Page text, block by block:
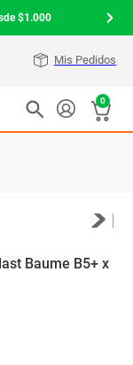
$1.000
Mis Pedidos
0
Baume B5+ x